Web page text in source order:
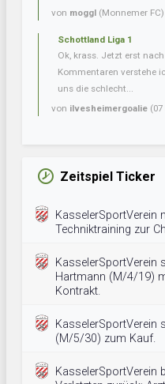
von moggl (Monnemer FC)
Schottland Liga 1
Ok, krass. Jetzt erst
Kommentaren verstehe
uns die schlecht...
von ilvesheimergoalie
Zeitspiel Ticker
KasselerSportVerein
Techniktraining zur
KasselerSportVerein
Hartmann (M/4/19)
Kontrakt.
KasselerSportVerein
(M/5/30) zum Kauf.
KasselerSportVerein